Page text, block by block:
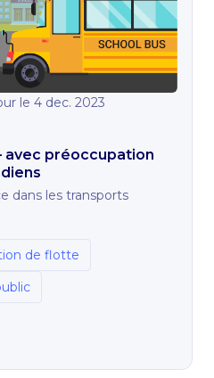
le 4 dec. 2023
avec préoccupation
dans les transports
de flotte